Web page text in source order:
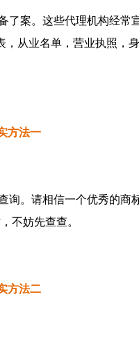
了案。这些代理机构经
从业名单，营业执照，
方法一
。请相信一个优秀的
不妨先查查。
方法二